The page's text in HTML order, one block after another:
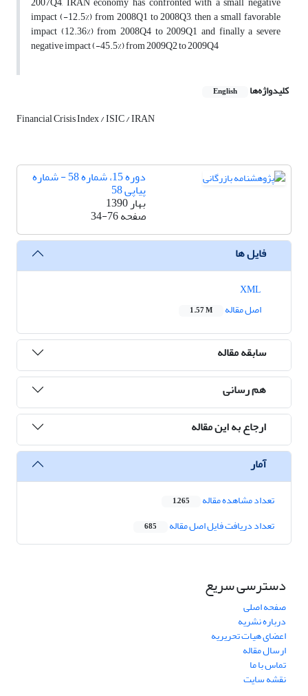
impact (-12.5%) from 2008Q1 to 2008Q3, then a small favorable
impact (12.36%) from 2008Q4 to 2009Q1 and finally a severe
negative impact (-45.5%) from 2009Q2 to 2009Q4
کلیدواژه‌ها English
Financial Crisis Index / ISIC / IRAN
دوره 15، شماره 58 - شماره
پیاپی 58
بهار 1390
صفحه34-76
فایل ها
اصل مقاله
1.57 M
سابقه مقاله
هم رسانی
ارجاع به این مقاله
آمار
تعداد مشاهده مقاله 1,265
تعداد دریافت فایل اصل مقاله 685
دسترسی سریع
صفحه اصلی
درباره نشریه
اعضای هیات تحریریه
ارسال مقاله
تماس با ما
نقشه سایت